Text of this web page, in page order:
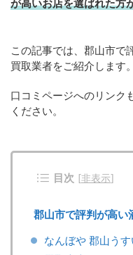
が高いお店を選ばれた方
この記事では、郡山市で
買取業者をご紹介します。
口コミページへのリンク
ください。
目次 [非表示]
郡山市で評判が高い
なんぼや 郡山う